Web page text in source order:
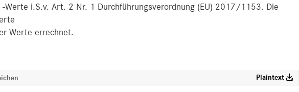
-Werte i.S.v. Art. 2 Nr. 1 Durchführungsverordnung (EU) 2017/1153. Die
Werte errechnet.
Plaintext